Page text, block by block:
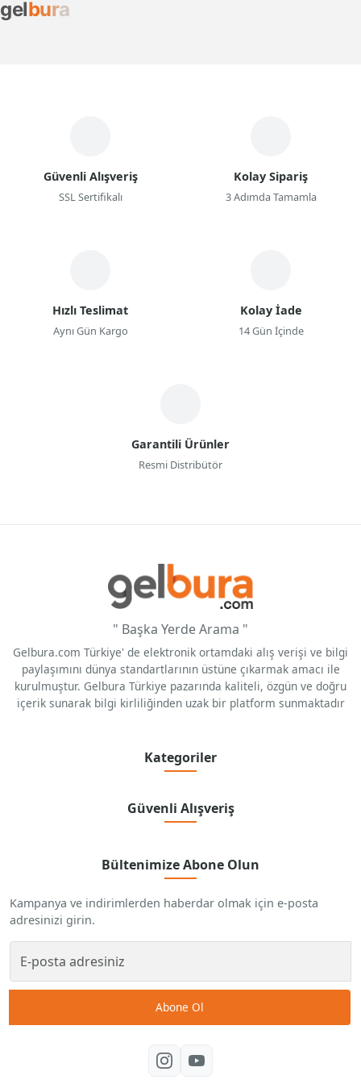
gelbura
Güvenli Alışveriş
SSL Sertifikalı
Kolay Sipariş
3 Adımda Tamamla
Hızlı Teslimat
Aynı Gün Kargo
Kolay İade
14 Gün İçinde
Garantili Ürünler
Resmi Distribütör
" Başka Yerde Arama "
Gelbura.com Türkiye' de elektronik ortamdaki alış verişi ve bilgi
paylaşımını dünya standartlarının üstüne çıkarmak amacı ile
kurulmuştur. Gelbura Türkiye pazarında kaliteli, özgün ve doğru
içerik sunarak bilgi kirliliğinden uzak bir platform sunmaktadır
Kategoriler
Güvenli Alışveriş
Bültenimize Abone Olun
Kampanya ve indirimlerden haberdar olmak için e-posta
adresinizi girin.
Abone Ol